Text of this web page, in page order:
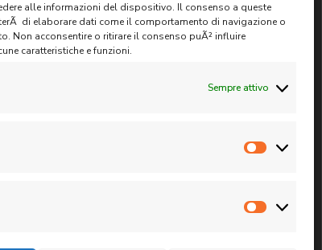
alle informazioni del dispositivo. Il consenso a queste
di elaborare dati come il comportamento di navigazione o
Non acconsentire o ritirare il consenso puÃ² influire
caratteristiche e funzioni.
Sempre attivo
Marketing
CIQUADRO Management S.r.l.